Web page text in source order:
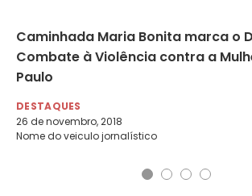
Caminhada Maria Bonita marca o
Combate à Violência contra a
Paulo
DESTAQUES
26 de novembro, 2018
Nome do veiculo jornalístico